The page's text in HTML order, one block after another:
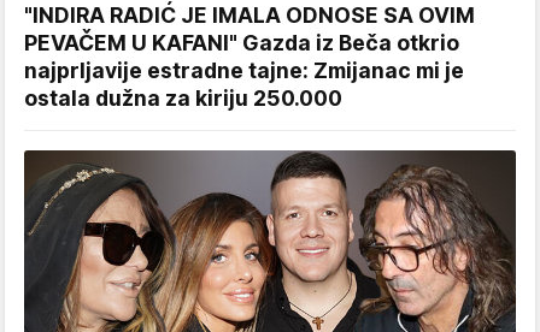
"INDIRA RADIĆ JE IMALA ODNOSE SA OVIM
PEVAČEM U KAFANI" Gazda iz Beča otkrio
najprljavije estradne tajne: Zmijanac mi je
ostala dužna za kiriju 250.000